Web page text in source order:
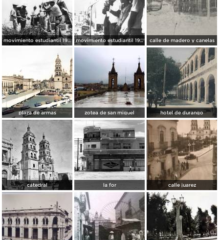
movimiento estudiantil 1966 movimiento estudiantil 1966 calle de madero y canelas
plaza de armas zotea de san miguel hotel de durango
catedral la for calle juarez